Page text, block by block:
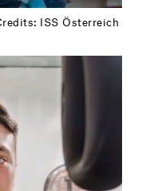
ISS Österreich